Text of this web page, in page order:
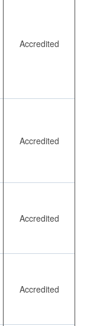
Accredited
Accredited
Accredited
Accredited